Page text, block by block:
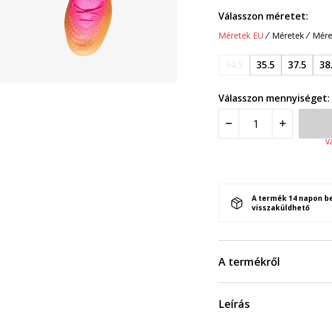
Válasszon méretet:
Méretek EU Méretek
35.5 37.5
Válasszon mennyiséget:
A termék 14 napon
visszaküldhető
A termékről
Leírás